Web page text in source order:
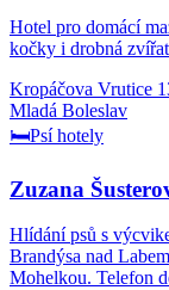
Hotel pro domácí
kočky i drobná
Kropáčova Vrutice
Mladá Boleslav
🛏️Psí hotely
Zuzana
Hlídání psů s
Brandýsa nad
Mohelkou. Telefon